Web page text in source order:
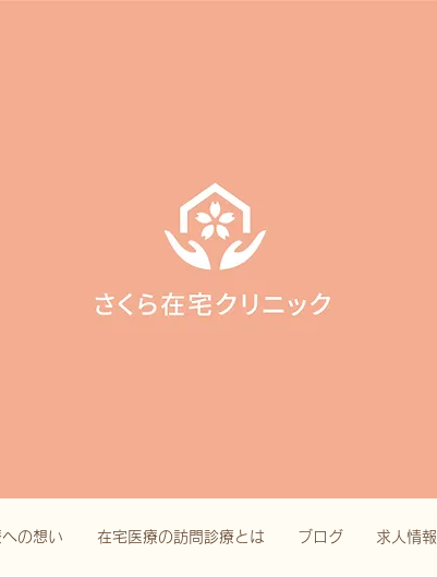
の想い 在宅医療の訪問診療とは ブログ 求人情報